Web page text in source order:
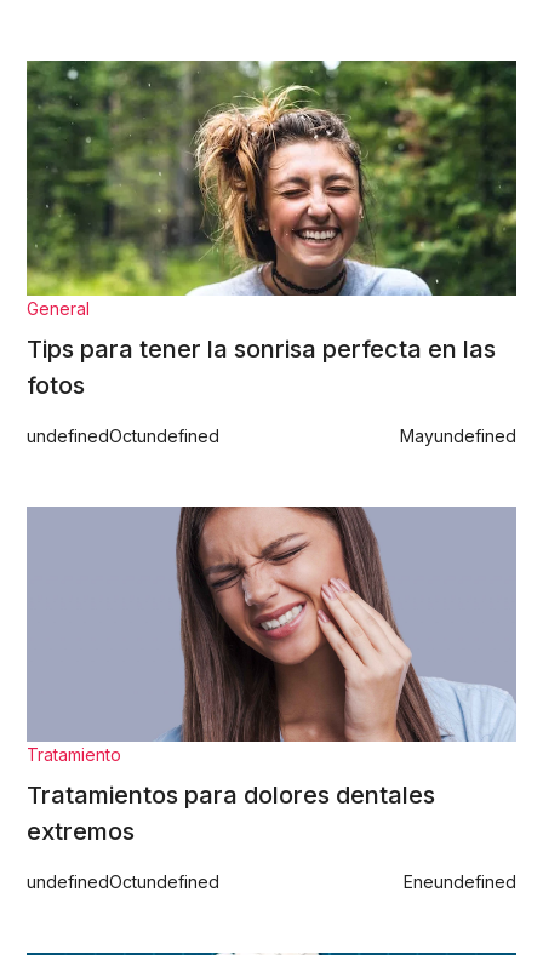
General
Tips para tener la sonrisa perfecta en las
fotos
undefinedOctundefined Mayundefined
Tratamiento
Tratamientos para dolores dentales
extremos
undefinedOctundefined Eneundefined